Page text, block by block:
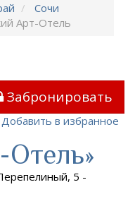
Сочи
Арт-Отель
Забронировать
Добавить в избранное
5 -